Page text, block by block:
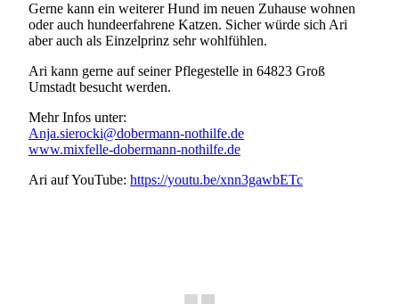
Gerne kann ein weiterer Hund im neuen Zuhause wohnen
oder auch hundeerfahrene Katzen. Sicher würde sich Ari
aber auch als Einzelprinz sehr wohlfühlen.
Ari kann gerne auf seiner Pflegestelle in 64823 Groß
Umstadt besucht werden.
Mehr Infos unter:
Anja.sierocki@dobermann-nothilfe.de
www.mixfelle-dobermann-nothilfe.de
Ari auf YouTube: https://youtu.be/xnn3gawbETc